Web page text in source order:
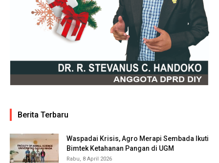
Berita Terbaru
Waspadai Krisis, Agro Merapi Sembada Ikuti
Bimtek Ketahanan Pangan di UGM
Rabu, 8 April 2026